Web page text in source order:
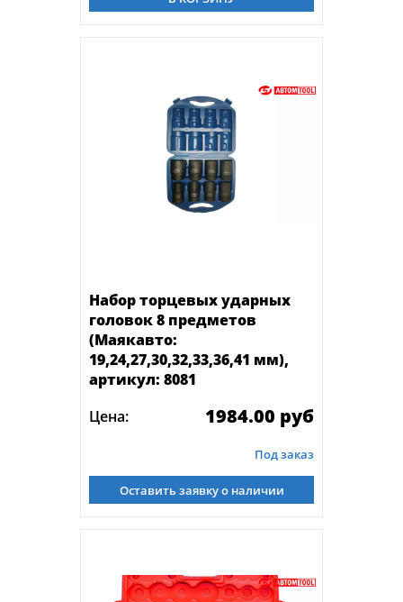
Набор торцевых ударных
головок 8 предметов
(Маякавто:
19,24,27,30,32,33,36,41 мм),
артикул: 8081
Цена:
1984.00 руб
Под заказ
Оставить заявку о наличии